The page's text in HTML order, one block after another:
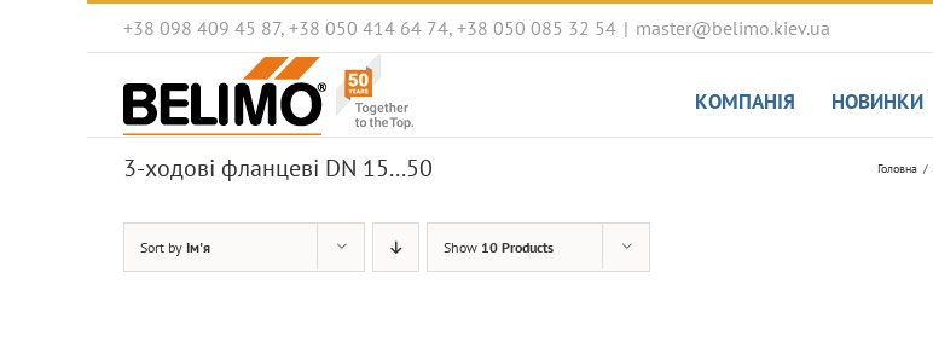
+38 098 409 45 87, +38 050 414 64 74, +38 050 085 32 54 | master@belimo.kiev.ua
КОМПАНІЯ НОВИНКИ
3-ходові фланцеві DN 15...50 Головна
Sort by Ім'я Show 10 Products